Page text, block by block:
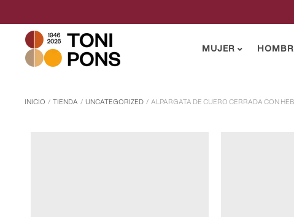
MUJER
INICIO / TIENDA / UNCATEGORIZED / ALPARGATA DE CUERO CERRADA CON